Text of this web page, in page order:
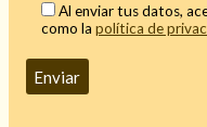
Cómo recuperar a mi ex
Hechizo de amor
Infidelidad
Al enviar tus datos,
como la política de